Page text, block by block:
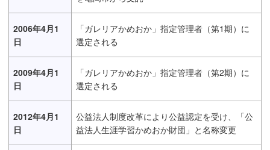
2006年4月1
日
「ガレリアかめおか」指定管理者（第1期）に
選定される
2009年4月1
日
「ガレリアかめおか」指定管理者（第2期）に
選定される
2012年4月1
日
公益法人制度改革により公益認定を受け、「公
益法人生涯学習かめおか財団」と名称変更